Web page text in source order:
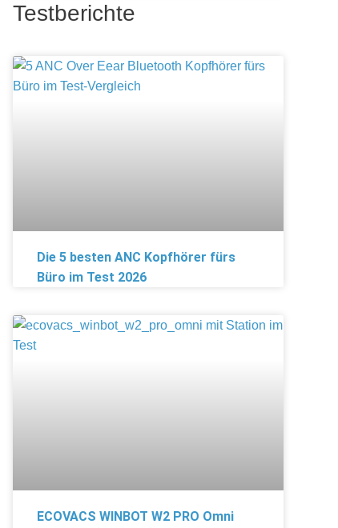
Testberichte
Die 5 besten ANC Kopfhörer fürs
Büro im Test 2026
ECOVACS WINBOT W2 PRO Omni